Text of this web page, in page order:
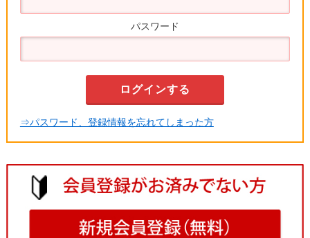
パスワード
⇒パスワード、登録情報を忘れてしまった方